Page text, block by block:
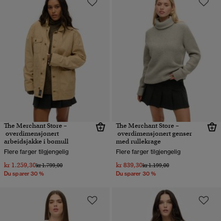
The Merchant Store –
overdimensjonert
arbeidsjakke i bomull
Flere farger tilgjengelig
kr 1.259,30Pris nedsatt fra
kr 1.799,00til
Du sparer 30 %
The Merchant Store –
overdimensjonert genser
med rullekrage
Flere farger tilgjengelig
kr 839,30Pris nedsatt fra
kr 1.199,00til
Du sparer 30 %